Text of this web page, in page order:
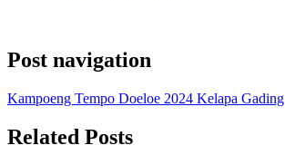
Post navigation
Kampoeng Tempo Doeloe 2024 Kelapa Gading
Related Posts